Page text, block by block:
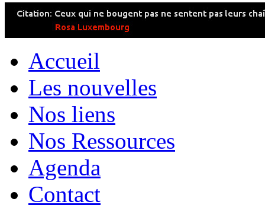
Accueil
Les nouvelles
Nos liens
Nos Ressources
Agenda
Contact